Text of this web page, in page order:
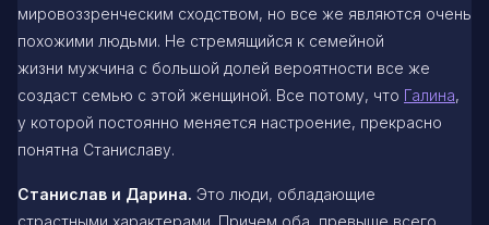
мировоззренческим сходством, но все же являются очень
похожими людьми. Не стремящийся к семейной
жизни мужчина с большой долей вероятности все же
создаст семью с этой женщиной. Все потому, что Галина,
у которой постоянно меняется настроение, прекрасно
понятна Станиславу.
Станислав и Дарина. Это люди, обладающие
страстными характерами. Причем оба превыше всего